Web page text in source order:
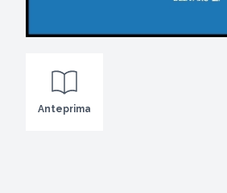
Anteprima